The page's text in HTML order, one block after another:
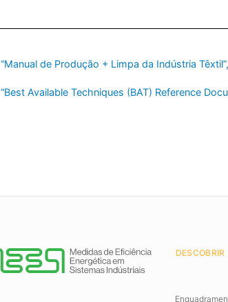
“Manual de Produção + Limpa da Indústria
“Best Available Techniques (BAT) Reference
DESCOBRIR